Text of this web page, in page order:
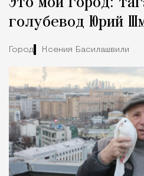
Город
голубевод Юрий
Город Ксения Басилашвили